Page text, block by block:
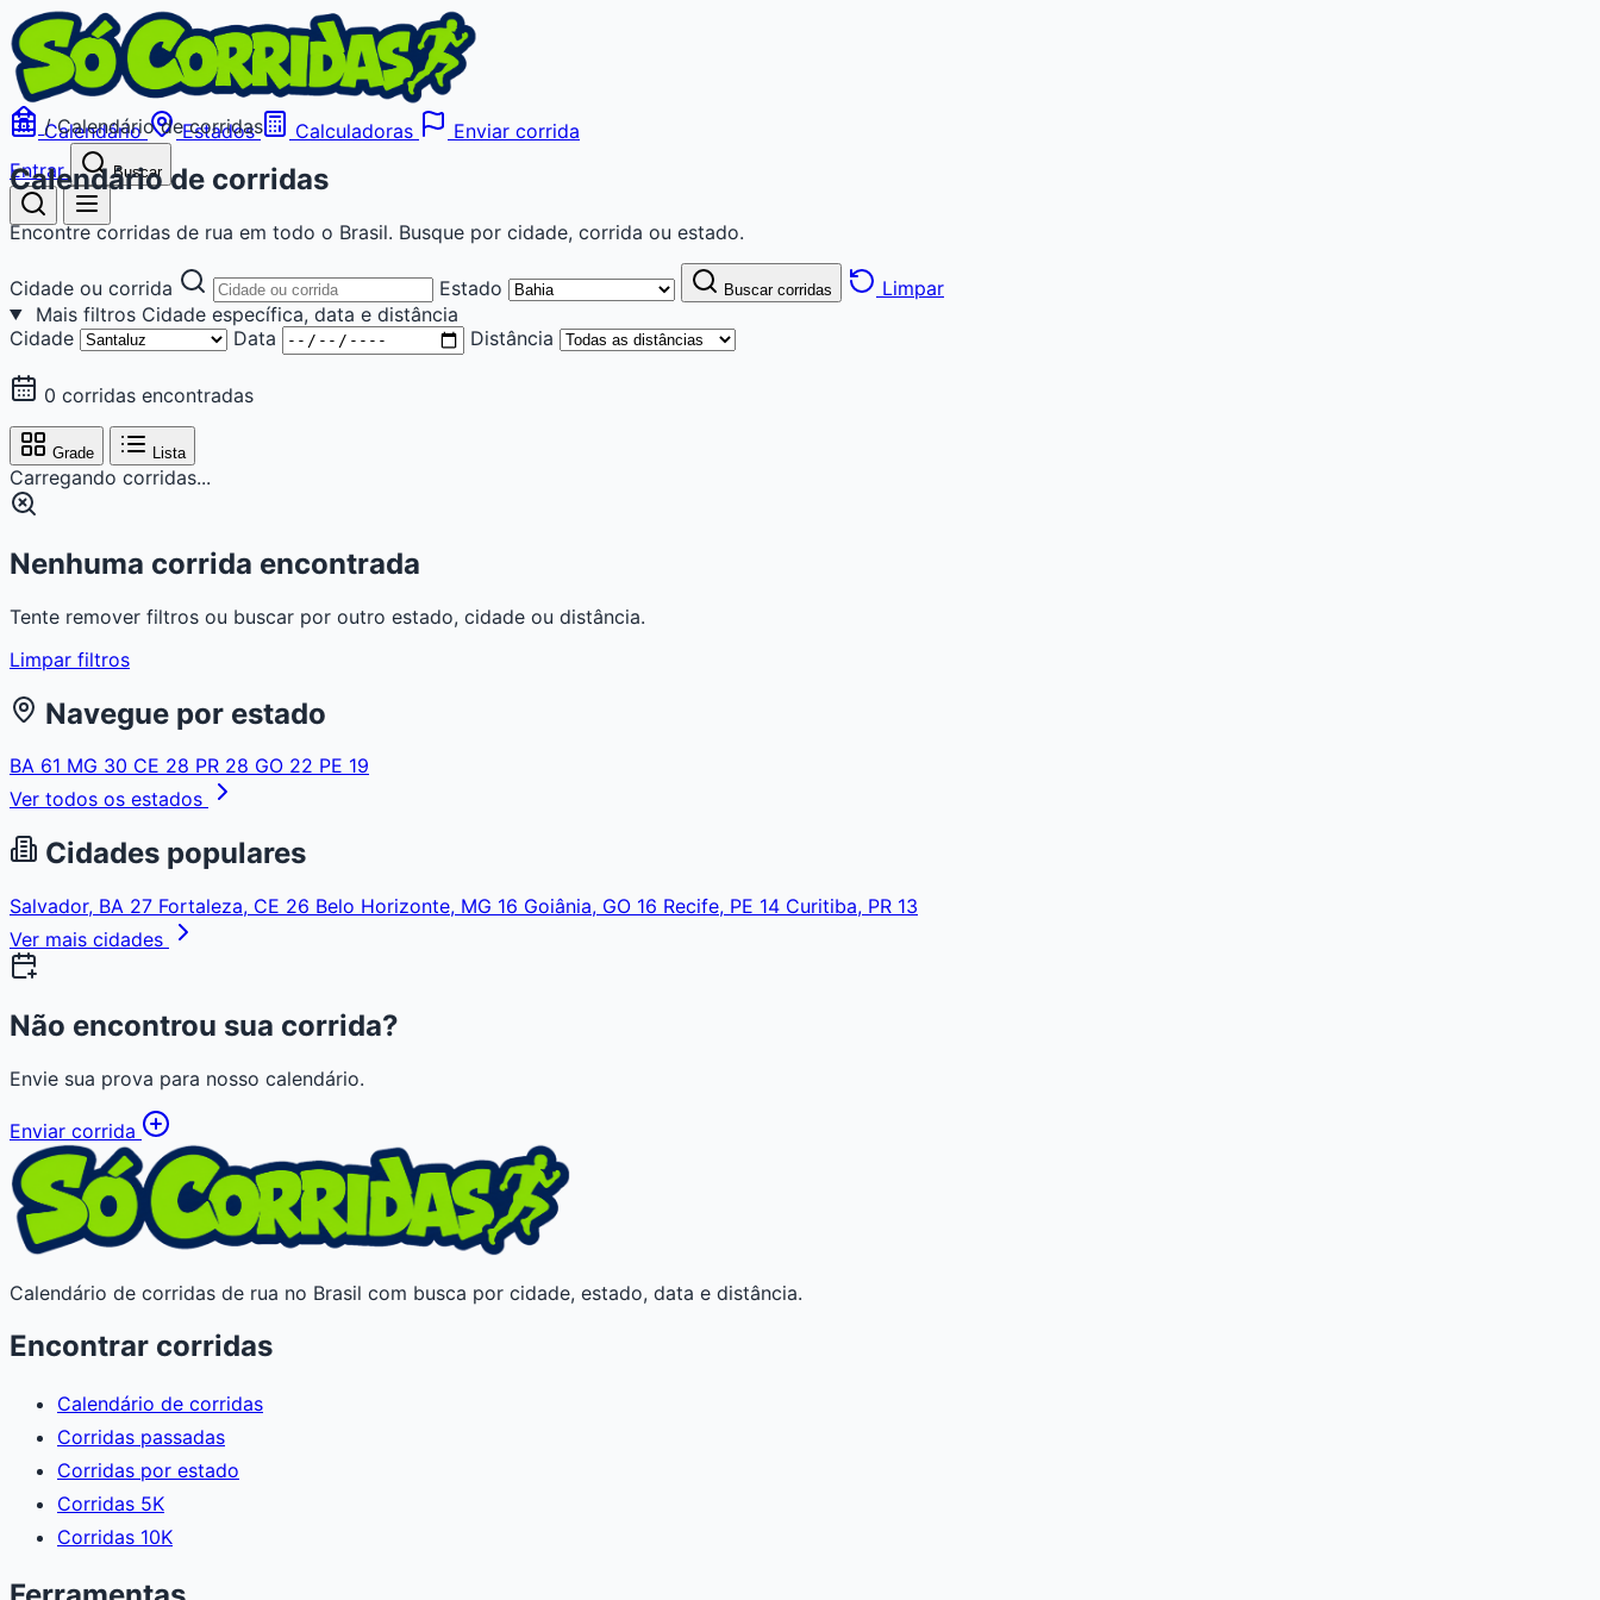
Calendário Estados Calculadoras
Enviar corrida
Entrar
Buscar
/ Calendário de corridas
Calendário de corridas
Encontre corridas de rua em todo o Brasil. Busque por cidade, corrida ou estado.
Cidade ou corrida Estado Buscar corridas
Limpar
Mais filtros Cidade específica, data e distância
Cidade
Data Distância
0 corridas encontradas
Grade Lista
Carregando corridas...
Nenhuma corrida encontrada
Tente remover filtros ou buscar por outro estado, cidade ou distância.
Limpar filtros
Navegue por estado
BA 61 MG 30 CE 28 PR 28 GO 22 PE 19
Ver todos os estados
Cidades populares
Salvador, BA 27 Fortaleza, CE 26 Belo Horizonte, MG 16 Goiânia, GO 16 Recife, PE 14 Curitiba, PR 13
Ver mais cidades
Não encontrou sua corrida?
Envie sua prova para nosso calendário.
Enviar corrida
Calendário de corridas de rua no Brasil com busca por cidade, estado, data e distância.
Encontrar corridas
Calendário de corridas
Corridas passadas
Corridas por estado
Corridas 5K
Corridas 10K